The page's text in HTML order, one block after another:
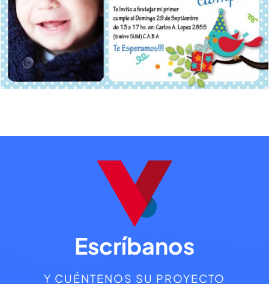
Escríbanos
Y CUÉNTENOS SU PROYECTO